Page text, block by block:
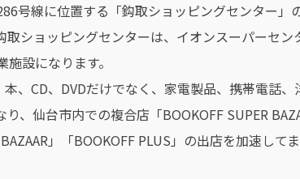
号線に位置する「鈎取ショッピングセンター
取ショッピングセンターは、イオンスーパーセ
設になります。
、CD、DVDだけでなく、家電製品、携帯電話
、仙台市内での複合店「BOOKOFF SUPER
」「BOOKOFF PLUS」の出店を加速し